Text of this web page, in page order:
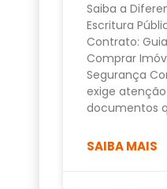
Saiba a
Escritura
Contrato:
Comprar
Segurança
exige
documentos
SAIBA MAIS